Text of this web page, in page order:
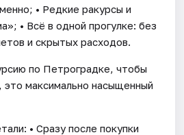
• Редкие ракурсы и
• Всё в одной прогулке: без
и скрытых расходов.
по Петроградке, чтобы
это максимально насыщенный
• Сразу после покупки